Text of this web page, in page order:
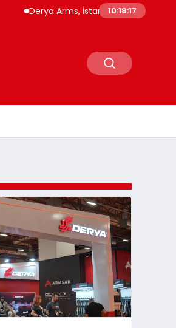
Derya Arms, İstanbul Prohunt 2026’da
10:18:18